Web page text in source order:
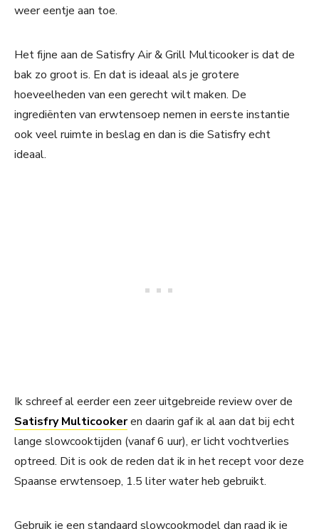
weer eentje aan toe.
Het fijne aan de Satisfry Air & Grill Multicooker is dat de
bak zo groot is. En dat is ideaal als je grotere
hoeveelheden van een gerecht wilt maken. De
ingrediënten van erwtensoep nemen in eerste instantie
ook veel ruimte in beslag en dan is die Satisfry echt
ideaal.
Ik schreef al eerder een zeer uitgebreide review over de
Satisfry Multicookeren daarin gaf ik al aan dat bij echt
lange slowcooktijden (vanaf 6 uur), er licht vochtverlies
optreed. Dit is ook de reden dat ik in het recept voor deze
Spaanse erwtensoep, 1.5 liter water heb gebruikt.
Gebruik je een standaard slowcookmodel dan raad ik je